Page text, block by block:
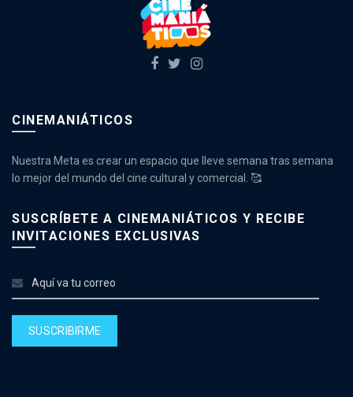
CINEMANIÁTICOS
Nuestra Meta es crear un espacio que lleve semana tras semana
lo mejor del mundo del cine cultural y comercial. 🥰
SUSCRÍBETE A CINEMANIÁTICOS Y RECIBE
INVITACIONES EXCLUSIVAS